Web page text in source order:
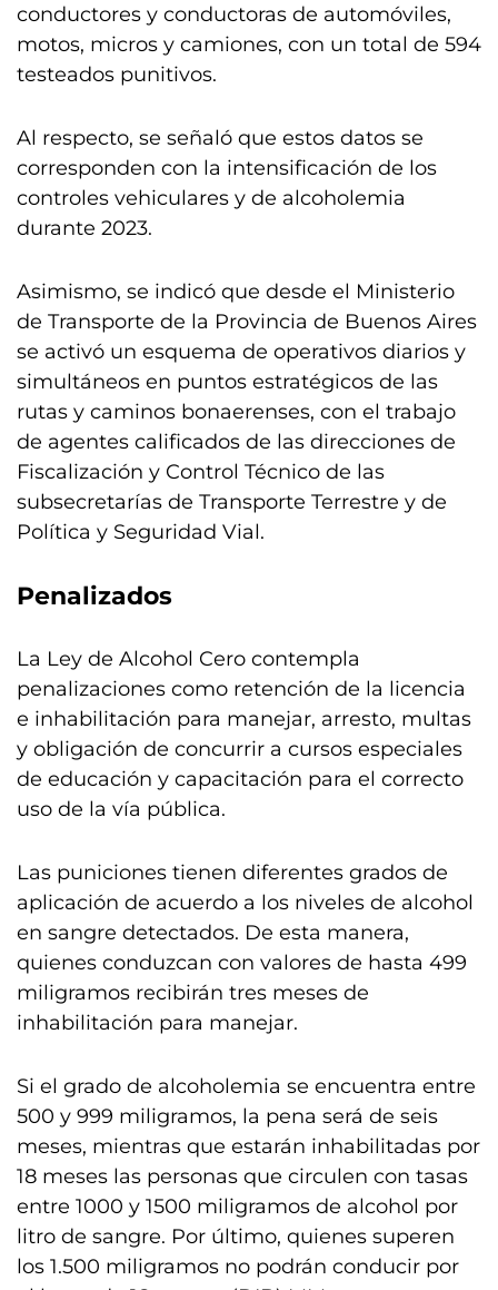
conductores y conductoras de automóviles,
motos, micros y camiones, con un total de 594
testeados punitivos.
Al respecto, se señaló que estos datos se
corresponden con la intensificación de los
controles vehiculares y de alcoholemia
durante 2023.
Asimismo, se indicó que desde el Ministerio
de Transporte de la Provincia de Buenos Aires
se activó un esquema de operativos diarios y
simultáneos en puntos estratégicos de las
rutas y caminos bonaerenses, con el trabajo
de agentes calificados de las direcciones de
Fiscalización y Control Técnico de las
subsecretarías de Transporte Terrestre y de
Política y Seguridad Vial.
Penalizados
La Ley de Alcohol Cero contempla
penalizaciones como retención de la licencia
e inhabilitación para manejar, arresto, multas
y obligación de concurrir a cursos especiales
de educación y capacitación para el correcto
uso de la vía pública.
Las puniciones tienen diferentes grados de
aplicación de acuerdo a los niveles de alcohol
en sangre detectados. De esta manera,
quienes conduzcan con valores de hasta 499
miligramos recibirán tres meses de
inhabilitación para manejar.
Si el grado de alcoholemia se encuentra entre
500 y 999 miligramos, la pena será de seis
meses, mientras que estarán inhabilitadas por
18 meses las personas que circulen con tasas
entre 1000 y 1500 miligramos de alcohol por
litro de sangre. Por último, quienes superen
los 1.500 miligramos no podrán conducir por